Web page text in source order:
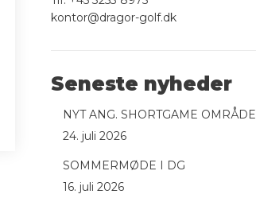
kontor@dragor-golf.dk
Seneste nyheder
NYT ANG. SHORTGAME OMRÅDE
24. juli 2026
SOMMERMØDE I DG
16. juli 2026